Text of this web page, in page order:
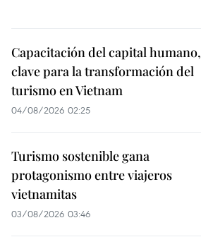
Capacitación del capital humano,
clave para la transformación del
turismo en Vietnam
04/08/2026 02:25
Turismo sostenible gana
protagonismo entre viajeros
vietnamitas
03/08/2026 03:46